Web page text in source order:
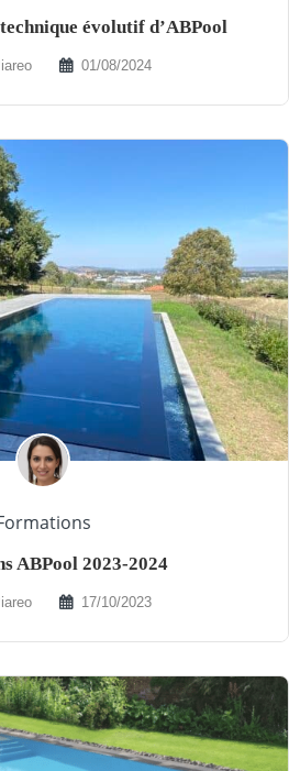
évolutif d’ABPool
01/08/2024
ABPool 2023-2024
17/10/2023